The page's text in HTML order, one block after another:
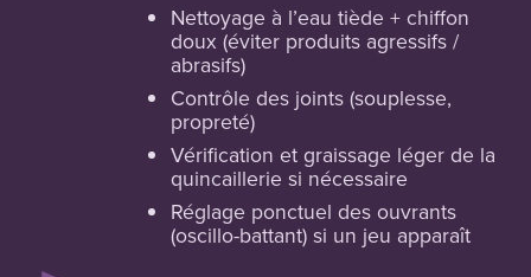
Nettoyage à l’eau tiède + chiffon
doux (éviter produits agressifs /
abrasifs)
Contrôle des joints (souplesse,
propreté)
Vérification et graissage léger de la
quincaillerie si nécessaire
Réglage ponctuel des ouvrants
(oscillo-battant) si un jeu apparaît